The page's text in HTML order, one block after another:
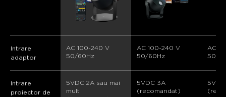
Intrare
adaptor
AC 100-240 V
50/60Hz
AC 100-240 V
50/60Hz
AC
50/
Intrare
proiector de
5VDC 2A sau mai
mult
5VDC 3A
(recomandat)